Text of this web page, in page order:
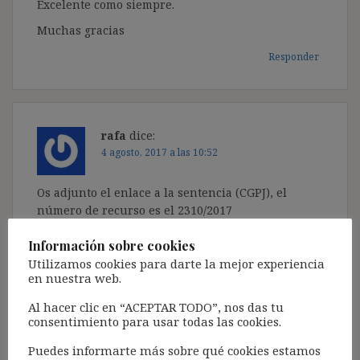
Excelente como siempre.
Muchas gracias
Responder
rafa dice:
4 agosto, 2017 a las 10:52
Os adjunto el enlace a la sentencia (CGPJ), el
número de recurso es el 2310/2017
org=ap-tsj&comunidad=09#
Responder
Fermin dice:
Información sobre cookies
Utilizamos cookies para darte la mejor experiencia
en nuestra web.
Al hacer clic en “ACEPTAR TODO”, nos das tu
consentimiento para usar todas las cookies.
Puedes informarte más sobre qué cookies estamos